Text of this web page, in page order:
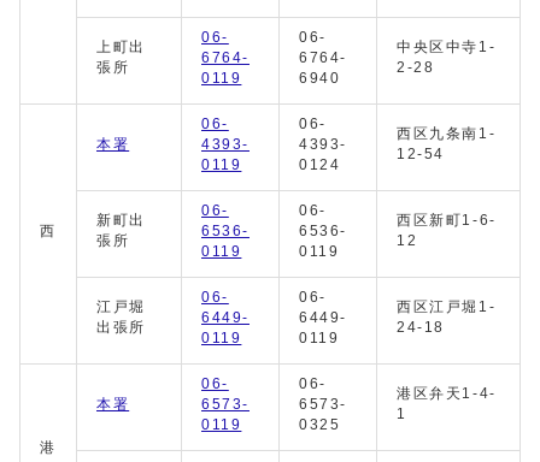
上町出
張所
06-
6764-
0119
06-
6764-
6940
中央区中寺1-
2-28
西
本署
06-
4393-
0119
06-
4393-
0124
西区九条南1-
12-54
新町出
張所
06-
6536-
0119
06-
6536-
0119
西区新町1-6-
12
江戸堀
出張所
06-
6449-
0119
06-
6449-
0119
西区江戸堀1-
24-18
港
本署
06-
6573-
0119
06-
6573-
0325
港区弁天1-4-
1